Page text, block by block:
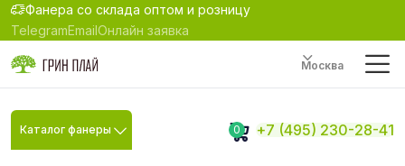
Фанера со склада оптом и розницу
TelegramEmailОнлайн заявка
Москва
Каталог фанеры 0 +7 (495) 230-28-41